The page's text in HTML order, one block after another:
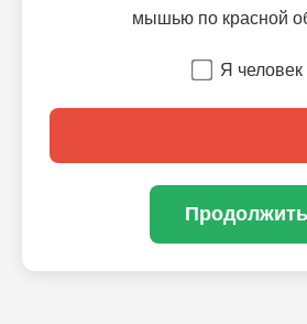
мышью по красной
Я человек
Продолжить